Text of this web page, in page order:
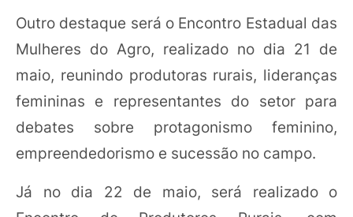
Outro destaque será o Encontro Estadual das
Mulheres do Agro, realizado no dia 21 de
maio, reunindo produtoras rurais, lideranças
femininas e representantes do setor para
debates sobre protagonismo feminino,
empreendedorismo e sucessão no campo.
Já no dia 22 de maio, será realizado o